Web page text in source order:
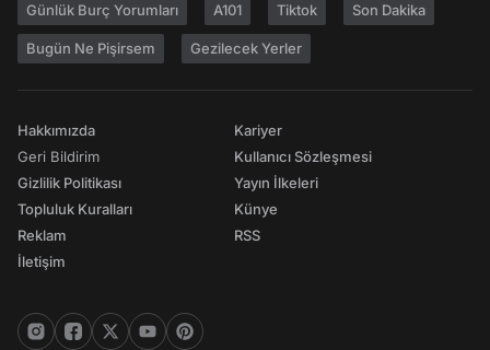
Günlük Burç Yorumları A101 Tiktok Son Dakika
Bugün Ne Pişirsem Gezilecek Yerler
Hakkımızda
Geri Bildirim
Gizlilik Politikası
Topluluk Kuralları
Reklam
İletişim
Kariyer
Kullanıcı Sözleşmesi
Yayın İlkeleri
Künye
RSS